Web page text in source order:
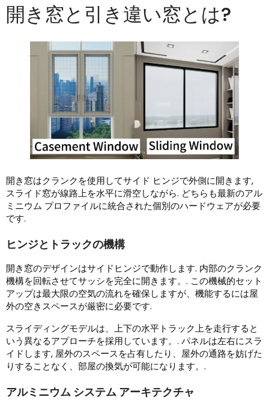
開き窓と引き違い窓とは?
開き窓はクランクを使用してサイド ヒンジで外側に開きます,
スライド窓が線路上を水平に滑空しながら. どちらも最新のアル
ミニウム プロファイルに統合された個別のハードウェアが必要
です.
ヒンジとトラックの機構
開き窓のデザインはサイドヒンジで動作します. 内部のクランク
機構を回転させてサッシを完全に開きます。. この機械的セット
アップは最大限の空気の流れを確保しますが、機能するには屋
外の空きスペースが厳密に必要です.
スライディングモデルは、上下の水平トラック上を走行すると
いう異なるアプローチを採用しています。. パネルは左右にスラ
イドします, 屋外のスペースを占有したり、屋外の通路を妨げた
りすることなく、部屋の換気が可能になります。.
アルミニウム システム アーキテクチャ